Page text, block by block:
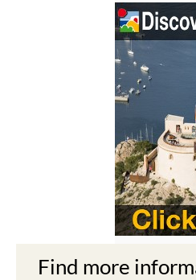
Find more